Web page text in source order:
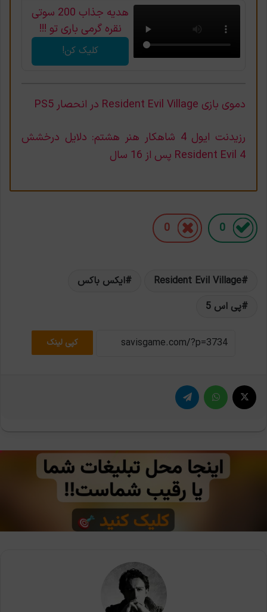
هدیه جذاب 200 سوتی
نقره گرمی باری تو !!!
کلیک کن!
دموی بازی Resident Evil Village در انحصار PS5
رزیدنت ایول 4 شاهکار هنر هشتم: دلایل درخشش
Resident Evil 4 پس از 16 سال
0
0
Resident Evil Village
ایکس باکس
پی اس 5
کپی لینک